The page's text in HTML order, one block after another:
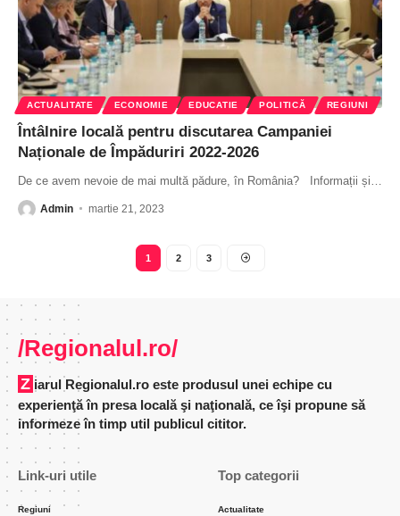
ACTUALITATE ECONOMIE EDUCATIE POLITICĂ REGIUNI
Întâlnire locală pentru discutarea Campaniei
Naționale de Împăduriri 2022-2026
De ce avem nevoie de mai multă pădure, în România? Informații și
Admin martie 21, 2023
1 2 3
/Regionalul.ro/
Ziarul Regionalul.ro este produsul unei echipe cu
experienţă în presa locală şi naţională, ce îşi propune să
informeze în timp util publicul cititor.
Link-uri utile
Regiuni
Top categorii
Actualitate